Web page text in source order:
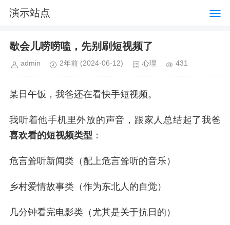
演示站点
歇会儿唠唠嗑，先别刷短视频了
admin 2年前 (2024-06-12) 心理 431
某日午饭，我爸还在看快手短视频。
我听着他手机里外放的声音，跟家人总结起了我爸
喜欢看的短视频类型 ：
危言耸听新闻类（配上危言耸听的音乐）
乡村爱情故事类（作为东北人的自觉）
几分钟看完电影类（尤其是关于抗日的）